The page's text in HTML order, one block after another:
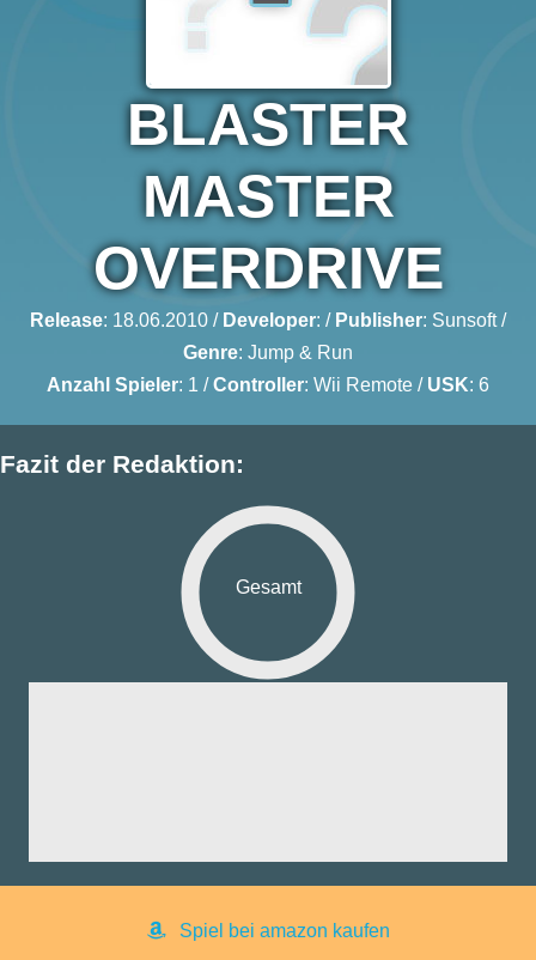
BLASTER
MASTER
OVERDRIVE
Release: 18.06.2010 / Developer: / Publisher: Sunsoft/
Genre: Jump & Run
Anzahl Spieler: 1 /Controller: Wii Remote / USK: 6
Fazit der Redaktion:
Gesamt
Spiel bei amazon kaufen